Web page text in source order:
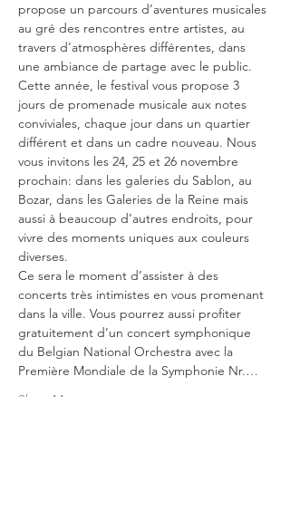
propose un parcours d’aventures musicales
au gré des rencontres entre artistes, au
travers d’atmosphères différentes, dans
une ambiance de partage avec le public.
Cette année, le festival vous propose 3
jours de promenade musicale aux notes
conviviales, chaque jour dans un quartier
différent et dans un cadre nouveau. Nous
vous invitons les 24, 25 et 26 novembre
prochain: dans les galeries du Sablon, au
Bozar, dans les Galeries de la Reine mais
aussi à beaucoup d’autres endroits, pour
vivre des moments uniques aux couleurs
diverses.
Ce sera le moment d’assister à des
concerts très intimistes en vous promenant
dans la ville. Vous pourrez aussi profiter
gratuitement d’un concert symphonique
du Belgian National Orchestra avec la
Première Mondiale de la Symphonie Nr.…
Show More